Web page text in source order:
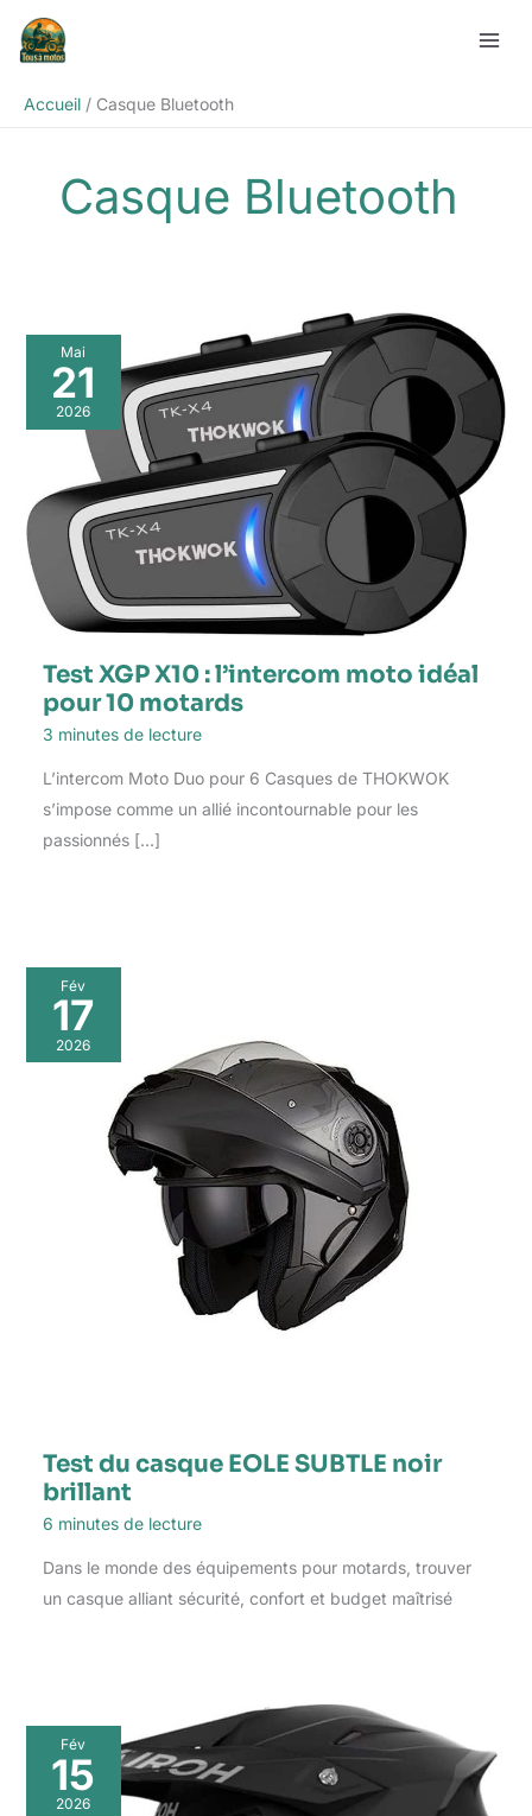
Accueil
Casque Bluetooth
Casque Bluetooth
Mai
21
2026
Test XGP X10 : l’intercom moto idéal
pour 10 motards
3 minutes de lecture
L’intercom Moto Duo pour 6 Casques de THOKWOK
s’impose comme un allié incontournable pour les
passionnés […]
Fév
17
2026
Test du casque EOLE SUBTLE noir
brillant
6 minutes de lecture
Dans le monde des équipements pour motards, trouver
un casque alliant sécurité, confort et budget maîtrisé
Fév
15
2026
Rechercher